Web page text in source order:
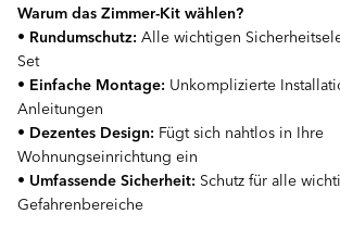
Warum das Zimmer-Kit wählen?
• Rundumschutz: Alle wichtigen
Set
• Einfache Montage: Unkomplizierte
Anleitungen
• Dezentes Design: Fügt sich nahtlos in Ihre
Wohnungseinrichtung ein
• Umfassende Sicherheit: Schutz für alle
Gefahrenbereiche